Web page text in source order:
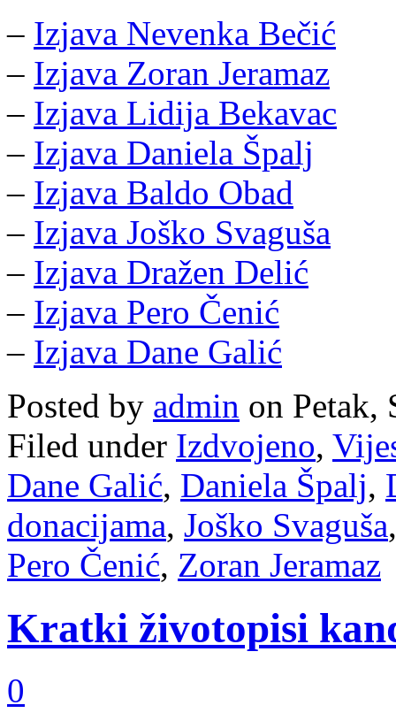
– Izjava Nevenka Bečić
– Izjava Zoran Jeramaz
– Izjava Lidija Bekavac
– Izjava Daniela Špalj
– Izjava Baldo Obad
– Izjava Joško Svaguša
– Izjava Dražen Delić
– Izjava Pero Čenić
– Izjava Dane Galić
Posted by admin on Petak,
Filed under Izdvojeno,
Dane Galić, Daniela Špalj,
donacijama, Joško Svaguša
Pero Čenić, Zoran Jeramaz
Kratki životopisi
0